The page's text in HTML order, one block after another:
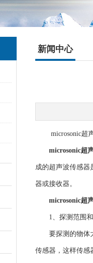
新闻中心
microsonic超声
microsonic超
成的超声波传感器
器或接收器。
microsonic超
1、探测范围和
要探测的物体大
传感器，这样传感